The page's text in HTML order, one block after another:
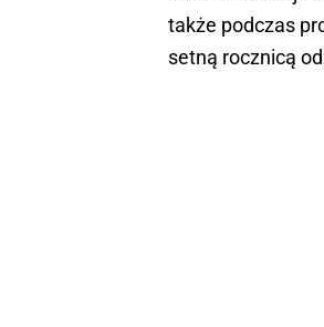
także podczas
setną rocznicą